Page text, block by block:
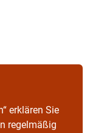
erklären Sie
regelmäßig